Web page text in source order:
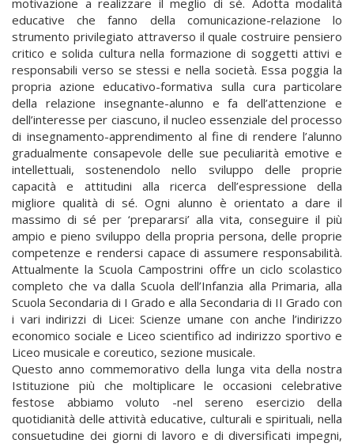
motivazione a realizzare il meglio di sé. Adotta modalità
educative che fanno della comunicazione-relazione lo
strumento privilegiato attraverso il quale costruire pensiero
critico e solida cultura nella formazione di soggetti attivi e
responsabili verso se stessi e nella società. Essa poggia la
propria azione educativo-formativa sulla cura particolare
della relazione insegnante-alunno e fa dell’attenzione e
dell’interesse per ciascuno, il nucleo essenziale del processo
di insegnamento-apprendimento al fine di rendere l’alunno
gradualmente consapevole delle sue peculiarità emotive e
intellettuali, sostenendolo nello sviluppo delle proprie
capacità e attitudini alla ricerca dell’espressione della
migliore qualità di sé. Ogni alunno è orientato a dare il
massimo di sé per ‘prepararsi’ alla vita, conseguire il più
ampio e pieno sviluppo della propria persona, delle proprie
competenze e rendersi capace di assumere responsabilità.
Attualmente la Scuola Campostrini offre un ciclo scolastico
completo che va dalla Scuola dell’Infanzia alla Primaria, alla
Scuola Secondaria di I Grado e alla Secondaria di II Grado con
i vari indirizzi di Licei: Scienze umane con anche l’indirizzo
economico sociale e Liceo scientifico ad indirizzo sportivo e
Liceo musicale e coreutico, sezione musicale.
Questo anno commemorativo della lunga vita della nostra
Istituzione più che moltiplicare le occasioni celebrative
festose abbiamo voluto -nel sereno esercizio della
quotidianità delle attività educative, culturali e spirituali, nella
consuetudine dei giorni di lavoro e di diversificati impegni,